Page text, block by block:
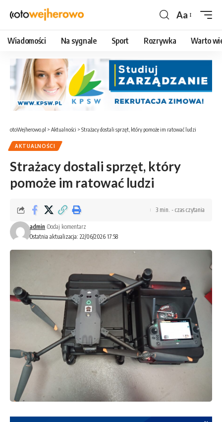
Czcionka
Aa
Wiadomości Na sygnale Sport Rozrywka Warto
otoWejherowo.pl > Aktualności > Strażacy dostali sprzęt, który pomoże im ratować ludzi
AKTUALNOŚCI
Strażacy dostali sprzęt, który
pomoże im ratować ludzi
Ostatnia aktualizacja: 22/06/2026 17:58
admin Dodaj komentarz
3 min. - czas czytania